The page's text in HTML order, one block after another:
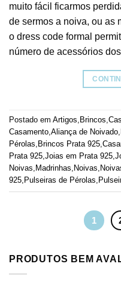
muito fácil ficarmos
de sermos a noiva, ou as
o dress code formal
número de acessórios
Postado em Artigos Brincos
Casamento Aliança de Noivado
Pérolas Brincos Prata 925
Prata 925 Joias em Prata 925
Noivas Madrinhas Noivas
925 Pulseiras de Pérolas
1
PRODUTOS BEM